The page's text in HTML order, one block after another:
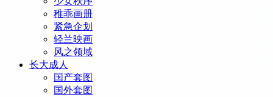
稚乖画册
紧急企划
轻兰映画
风之领域
长大成人
国产套图
国外套图